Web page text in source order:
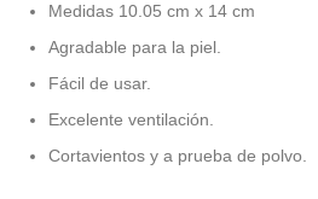
COSMÉTICA
Medidas 10.05 cm x 14 cm
Agradable para la piel.
Fácil de usar.
Excelente ventilación.
Cortavientos y a prueba de polvo.